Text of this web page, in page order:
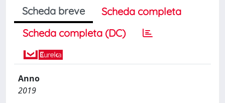
Scheda breve
Scheda completa
Scheda completa (DC)
Anno
2019